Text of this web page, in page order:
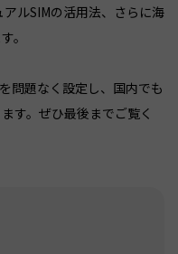
ルSIMの活用法、さらに海
。
問題なく設定し、国内でも
す。ぜひ最後までご覧く